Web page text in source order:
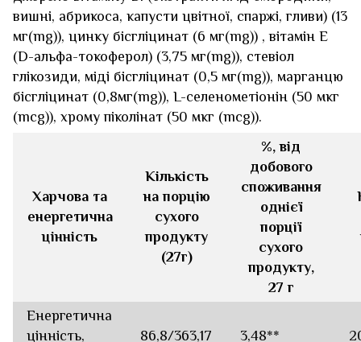
вишні, абрикоса, капусти цвітної, спаржі, гливи) (13
мг(mg)), цинку бісгліцинат (6 мг(mg)) , вітамін Е
(D-aльфа-токоферол) (3,75 мг(mg)), стевіол
глікозиди, міді бісгліцинат (0,5 мг(mg)), марганцю
бісгліцинат (0,8мг(mg)), L-селенометіонін (50 мкг
(mсg)), хрому піколінат (50 мкг (mсg)).
Харчова та
енергетична
цінність
Кількість
на порцію
сухого
продукту
(27г)
%, від
добового
споживання
однієї
порції
сухого
продукту,
27 г
Енергетична
цінність,
86,8/363,17 3,48**